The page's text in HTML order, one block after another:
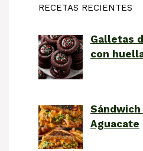
RECETAS RECIENTES
Galletas
con
Aguacate